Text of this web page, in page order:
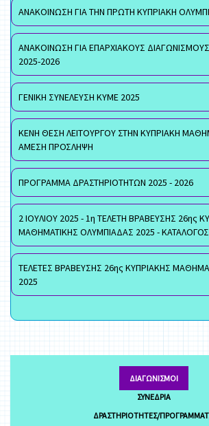
ΑΝΑΚΟΙΝΩΣΗ ΓΙΑ ΤΗΝ ΠΡΩΤΗ ΚΥΠΡΙΑΚΗ
ΑΝΑΚΟΙΝΩΣΗ ΓΙΑ ΕΠΑΡΧΙΑΚΟΥΣ
2025-2026
ΓΕΝΙΚΗ ΣΥΝΕΛΕΥΣΗ ΚΥΜΕ 2025
ΚΕΝΗ ΘΕΣΗ ΛΕΙΤΟΥΡΓΟΥ ΣΤΗΝ ΚΥΠΡΙΑΚΗ
ΑΜΕΣΗ ΠΡΟΣΛΗΨΗ
ΠΡΟΓΡΑΜΜΑ ΔΡΑΣΤΗΡΙΟΤΗΤΩΝ 2025 - 2026
2 ΙΟΥΛΙΟΥ 2025 - 1η ΤΕΛΕΤΗ ΒΡΑΒΕΥΣΗΣ 26ης
ΜΑΘΗΜΑΤΙΚΗΣ ΟΛΥΜΠΙΑΔΑΣ 2025 -
ΤΕΛΕΤΕΣ ΒΡΑΒΕΥΣΗΣ 26ης ΚΥΠΡΙΑΚΗΣ
2025
ΔΙΑΓΩΝΙΣΜΟΊ
ΣΥΝΈΔΡΙΑ
ΔΡΑΣΤΗΡΙΌΤΗΤΕΣ/